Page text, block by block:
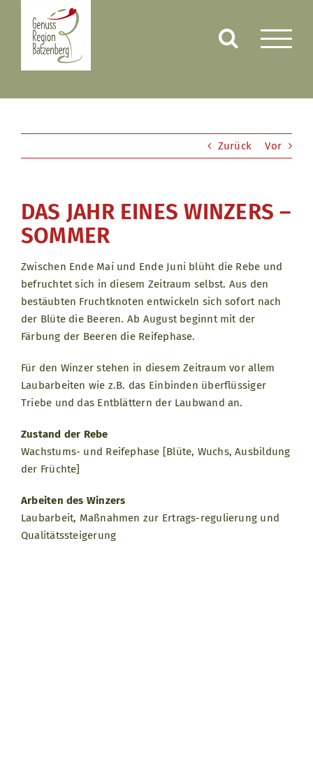
springen
Zurück Vor
DAS JAHR EINES WINZERS –
SOMMER
Zwischen Ende Mai und Ende Juni blüht die Rebe und
befruchtet sich in diesem Zeitraum selbst. Aus den
bestäubten Fruchtknoten entwickeln sich sofort nach
der Blüte die Beeren. Ab August beginnt mit der
Färbung der Beeren die Reifephase.
Für den Winzer stehen in diesem Zeitraum vor allem
Laubarbeiten wie z.B. das Einbinden überflüssiger
Triebe und das Entblättern der Laubwand an.
Zustand der Rebe
Wachstums- und Reifephase [Blüte, Wuchs, Ausbildung
der Früchte]
Arbeiten des Winzers
Laubarbeit, Maßnahmen zur Ertrags-regulierung und
Qualitäts­steigerung